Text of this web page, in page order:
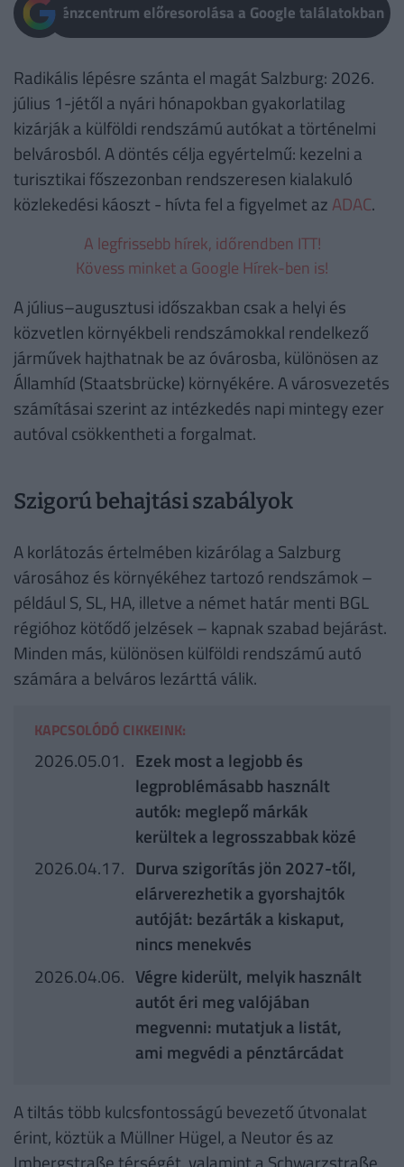
Pénzcentrum előresorolása a Google találatokban
Radikális lépésre szánta el magát Salzburg: 2026.
július 1-jétől a nyári hónapokban gyakorlatilag
kizárják a külföldi rendszámú autókat a történelmi
belvárosból. A döntés célja egyértelmű: kezelni a
turisztikai főszezonban rendszeresen kialakuló
közlekedési káoszt - hívta fel a figyelmet az ADAC.
A legfrissebb hírek, időrendben ITT!
Kövess minket a Google Hírek-ben is!
A július–augusztusi időszakban csak a helyi és
közvetlen környékbeli rendszámokkal rendelkező
járművek hajthatnak be az óvárosba, különösen az
Államhíd (Staatsbrücke) környékére. A városvezetés
számításai szerint az intézkedés napi mintegy ezer
autóval csökkentheti a forgalmat.
Szigorú behajtási szabályok
A korlátozás értelmében kizárólag a Salzburg
városához és környékéhez tartozó rendszámok –
például S, SL, HA, illetve a német határ menti BGL
régióhoz kötődő jelzések – kapnak szabad bejárást.
Minden más, különösen külföldi rendszámú autó
számára a belváros lezárttá válik.
KAPCSOLÓDÓ CIKKEINK:
2026.05.01. Ezek most a legjobb és
legproblémásabb használt
autók: meglepő márkák
kerültek a legrosszabbak közé
2026.04.17. Durva szigorítás jön 2027-től,
elárverezhetik a gyorshajtók
autóját: bezárták a kiskaput,
nincs menekvés
2026.04.06. Végre kiderült, melyik használt
autót éri meg valójában
megvenni: mutatjuk a listát,
ami megvédi a pénztárcádat
A tiltás több kulcsfontosságú bevezető útvonalat
érint, köztük a Müllner Hügel, a Neutor és az